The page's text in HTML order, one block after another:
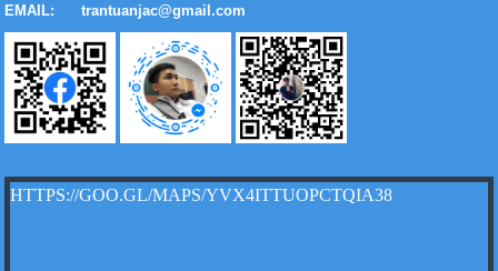
Xe tải Foton 990kg
Xe tải Foton 990kg
EMAIL: trantuanjac@gmail.com
HTTPS://GOO.GL/MAPS/YVX4ITTUOPCTQIA38